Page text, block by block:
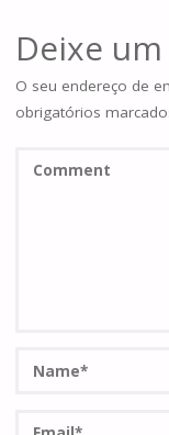
Deixe
O seu endereço de
obrigatórios